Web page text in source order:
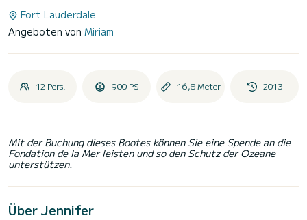
Fort Lauderdale
Angeboten von Miriam
12 Pers. 900 PS 16,8 Meter 2013
Mit der Buchung dieses Bootes können Sie eine Spende an die
Fondation de la Mer leisten und so den Schutz der Ozeane
unterstützen.
Über Jennifer